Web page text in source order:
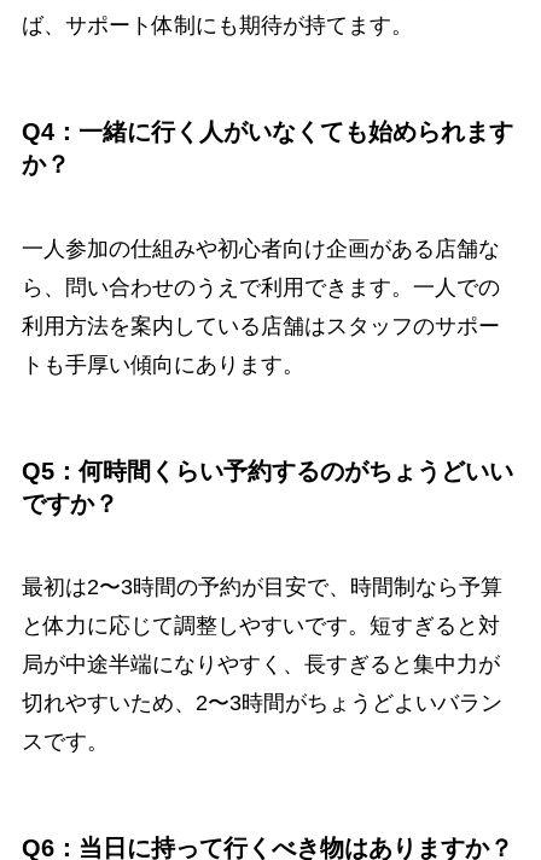
ば、サポート体制にも期待が持てます。
Q4：一緒に行く人がいなくても始められます
か？
一人参加の仕組みや初心者向け企画がある店舗な
ら、問い合わせのうえで利用できます。一人での
利用方法を案内している店舗はスタッフのサポー
トも手厚い傾向にあります。
Q5：何時間くらい予約するのがちょうどいい
ですか？
最初は2〜3時間の予約が目安で、時間制なら予算
と体力に応じて調整しやすいです。短すぎると対
局が中途半端になりやすく、長すぎると集中力が
切れやすいため、2〜3時間がちょうどよいバラン
スです。
Q6：当日に持って行くべき物はありますか？